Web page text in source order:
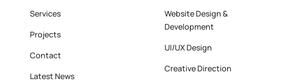
Services
Projects
Contact
Latest News
Website Design &
Development
UI/UX Design
Creative Direction